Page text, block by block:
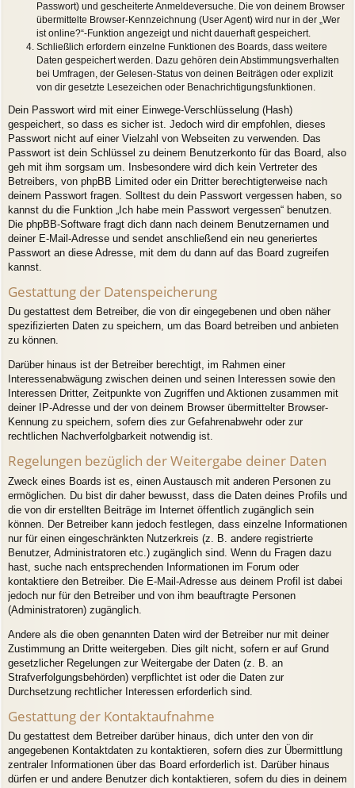
Passwort) und gescheiterte Anmeldeversuche. Die von deinem Browser
übermittelte Browser-Kennzeichnung (User Agent) wird nur in der „Wer
ist online?“-Funktion angezeigt und nicht dauerhaft gespeichert.
Schließlich erfordern einzelne Funktionen des Boards, dass weitere
Daten gespeichert werden. Dazu gehören dein Abstimmungsverhalten
bei Umfragen, der Gelesen-Status von deinen Beiträgen oder explizit
von dir gesetzte Lesezeichen oder Benachrichtigungsfunktionen.
Dein Passwort wird mit einer Einwege-Verschlüsselung (Hash)
gespeichert, so dass es sicher ist. Jedoch wird dir empfohlen, dieses
Passwort nicht auf einer Vielzahl von Webseiten zu verwenden. Das
Passwort ist dein Schlüssel zu deinem Benutzerkonto für das Board, also
geh mit ihm sorgsam um. Insbesondere wird dich kein Vertreter des
Betreibers, von phpBB Limited oder ein Dritter berechtigterweise nach
deinem Passwort fragen. Solltest du dein Passwort vergessen haben, so
kannst du die Funktion „Ich habe mein Passwort vergessen“ benutzen.
Die phpBB-Software fragt dich dann nach deinem Benutzernamen und
deiner E-Mail-Adresse und sendet anschließend ein neu generiertes
Passwort an diese Adresse, mit dem du dann auf das Board zugreifen
kannst.
Gestattung der Datenspeicherung
Du gestattest dem Betreiber, die von dir eingegebenen und oben näher
spezifizierten Daten zu speichern, um das Board betreiben und anbieten
zu können.
Darüber hinaus ist der Betreiber berechtigt, im Rahmen einer
Interessenabwägung zwischen deinen und seinen Interessen sowie den
Interessen Dritter, Zeitpunkte von Zugriffen und Aktionen zusammen mit
deiner IP-Adresse und der von deinem Browser übermittelter Browser-
Kennung zu speichern, sofern dies zur Gefahrenabwehr oder zur
rechtlichen Nachverfolgbarkeit notwendig ist.
Regelungen bezüglich der Weitergabe deiner Daten
Zweck eines Boards ist es, einen Austausch mit anderen Personen zu
ermöglichen. Du bist dir daher bewusst, dass die Daten deines Profils und
die von dir erstellten Beiträge im Internet öffentlich zugänglich sein
können. Der Betreiber kann jedoch festlegen, dass einzelne Informationen
nur für einen eingeschränkten Nutzerkreis (z. B. andere registrierte
Benutzer, Administratoren etc.) zugänglich sind. Wenn du Fragen dazu
hast, suche nach entsprechenden Informationen im Forum oder
kontaktiere den Betreiber. Die E-Mail-Adresse aus deinem Profil ist dabei
jedoch nur für den Betreiber und von ihm beauftragte Personen
(Administratoren) zugänglich.
Andere als die oben genannten Daten wird der Betreiber nur mit deiner
Zustimmung an Dritte weitergeben. Dies gilt nicht, sofern er auf Grund
gesetzlicher Regelungen zur Weitergabe der Daten (z. B. an
Strafverfolgungsbehörden) verpflichtet ist oder die Daten zur
Durchsetzung rechtlicher Interessen erforderlich sind.
Gestattung der Kontaktaufnahme
Du gestattest dem Betreiber darüber hinaus, dich unter den von dir
angegebenen Kontaktdaten zu kontaktieren, sofern dies zur Übermittlung
zentraler Informationen über das Board erforderlich ist. Darüber hinaus
dürfen er und andere Benutzer dich kontaktieren, sofern du dies in deinem